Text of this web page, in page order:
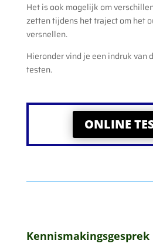
Het is ook mogelijk om
zetten tijdens het traject om het
versnellen.
Hieronder vind je een indruk van
testen.
ONLINE
Kennismakingsgesprek